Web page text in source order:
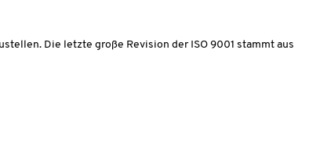
Die letzte große Revision der ISO 9001 stammt aus